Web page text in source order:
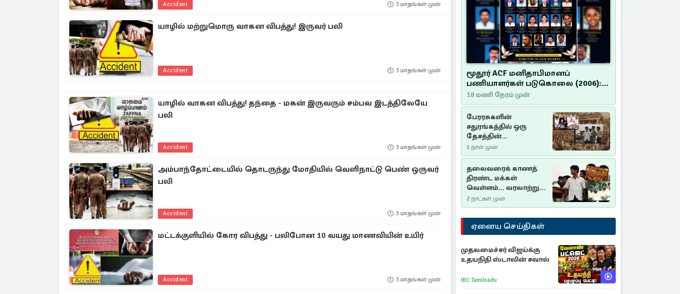
Accident 3 மாதங்கள் முன்
யாழில் மற்றுமொரு வாகன விபத்து! இருவர் பலி
Accident 3 மாதங்கள் முன்
யாழில் வாகன விபத்து! தந்தை - மகன் இருவரும் சம்பவ இடத்திலேயே
பலி
Accident 3 மாதங்கள் முன்
அம்பாந்தோட்டையில் தொடருந்து மோதியில் வெளிநாட்டு பெண் ஒருவர்
பலி
Accident 3 மாதங்கள் முன்
மட்டக்குளியில் கோர விபத்து - பலிபோன 10 வயது மாணவியின் உயிர்
Accident 3 மாதங்கள் முன்
மூதூர் ACF மனிதாபிமானப்
பணியாளர்கள் படுகொலை (2006):
20 ஆண்டுகளாகியும் நீதி
மறுக்கப்பட்ட மனிதாபிமானப்
பேரவலம்
18 மணி நேரம் முன்
பேரரசுகளின்
சதுரங்கத்தில் ஒரு
தேசத்தின்
தீர்க்கதரிசனம் :
சுதுமலை பிரகடனம்
ஒரு வரலாற்றுப் பாடம்
1 நாள் முன்
தலைவரைக் காணத்
திரண்ட மக்கள்
வெள்ளம்... வரலாற்றுச்
சிறப்புமிக்க சுதுமலைப்
பிரகடனம்…
2 நாட்கள் முன்
ஏனைய செய்திகள்
முதலமைச்சர் விஜய்க்கு
உதயநிதி ஸ்டாலின் சவால்
IBC Tamilnadu